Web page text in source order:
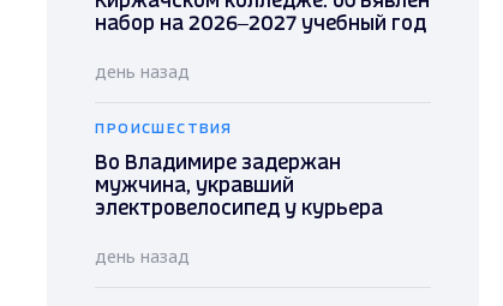
набор на 2026–2027 учебный год
день назад
ПРОИСШЕСТВИЯ
Во Владимире задержан
мужчина, укравший
электровелосипед у курьера
день назад